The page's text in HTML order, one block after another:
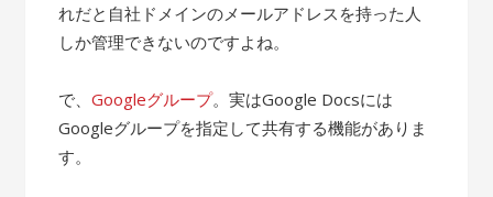
れだと自社ドメインのメールアドレスを持った人
しか管理できないのですよね。
で、Googleグループ。実はGoogle Docsには
Googleグループを指定して共有する機能がありま
す。